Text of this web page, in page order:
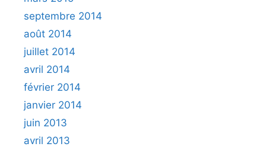
septembre 2014
août 2014
juillet 2014
avril 2014
février 2014
janvier 2014
juin 2013
avril 2013